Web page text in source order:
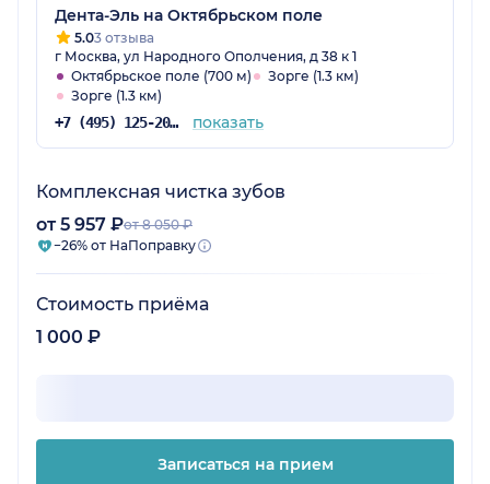
администратора Курьяновой Нелли, всегда
на своём месте , доброжелательный очень
ответственный сотрудник , готова всегда
помочь. С большим уважением Малыхина И.
Дента-Эль на Октябрьском поле
5.03 отзыва
г Москва, ул Народного Ополчения, д 38 к 1
Октябрьское поле (700 м)
Зорге (1.3 км)
Зорге (1.3 км)
+7 (495) 125-20-98 показать
Комплексная чистка зубов
от 5 957 ₽от 8 050 ₽
−26% от НаПоправку
Стоимость приёма
1 000 ₽
Записаться на прием